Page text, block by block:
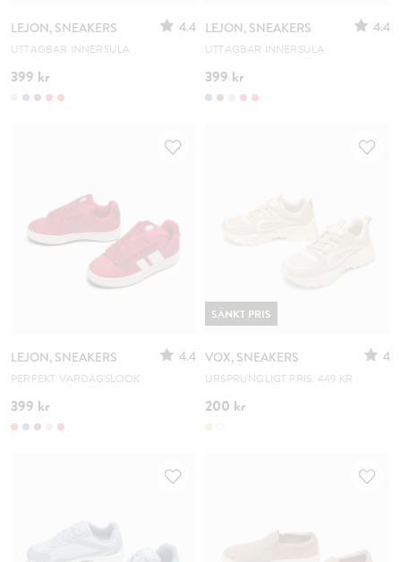
LEJON, SNEAKERS 4.4
UTTAGBAR INNERSULA
399 kr
LEJON, SNEAKERS 4.4
UTTAGBAR INNERSULA
399 kr
LEJON, SNEAKERS 4.4
PERFEKT VARDAGSLOOK
399 kr
VOX, SNEAKERS 4
URSPRUNGLIGT PRIS: 449 KR
200 kr
SÄNKT PRIS